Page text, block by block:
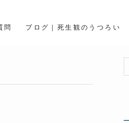
インひな型 よくある質問